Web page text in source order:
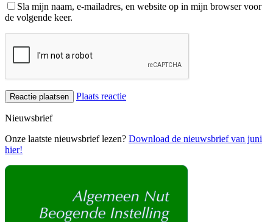
Sla mijn naam, e-mailadres, en website op in mijn browser voor
de volgende keer.
Plaats reactie
Nieuwsbrief
Onze laatste nieuwsbrief lezen? Download de nieuwsbrief van juni
hier!